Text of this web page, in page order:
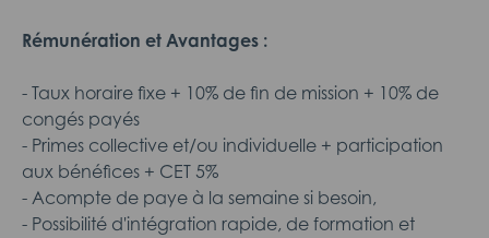
Rémunération et Avantages :
- Taux horaire fixe + 10% de fin de mission + 10% de
congés payés
- Primes collective et/ou individuelle + participation
aux bénéfices + CET 5%
- Acompte de paye à la semaine si besoin,
- Possibilité d'intégration rapide, de formation et